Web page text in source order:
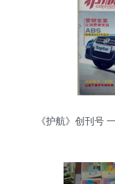
《护航》创刊号